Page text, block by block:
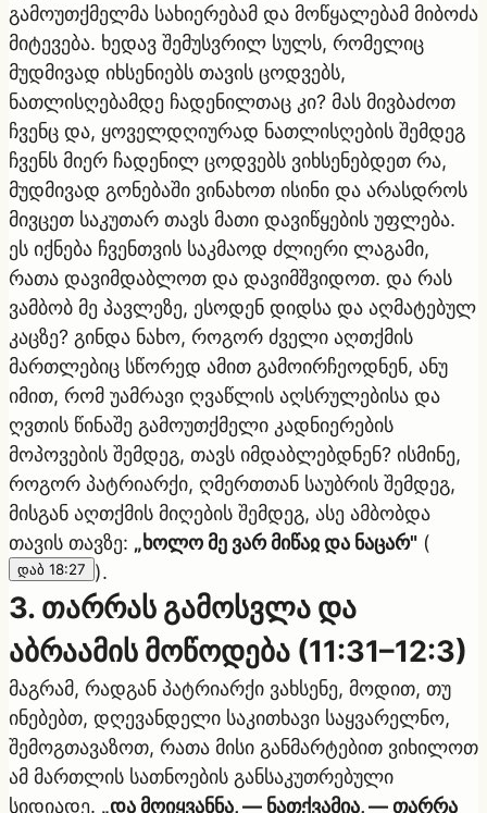
გამოუთქმელმა სახიერებამ და მოწყალებამ მიბოძა
მიტევება. ხედავ შემუსვრილ სულს, რომელიც
მუდმივად იხსენიებს თავის ცოდვებს,
ნათლისღებამდე ჩადენილთაც კი? მას მივბაძოთ
ჩვენც და, ყოველდღიურად ნათლისღების შემდეგ
ჩვენს მიერ ჩადენილ ცოდვებს ვიხსენებდეთ რა,
მუდმივად გონებაში ვინახოთ ისინი და არასდროს
მივცეთ საკუთარ თავს მათი დავიწყების უფლება.
ეს იქნება ჩვენთვის საკმაოდ ძლიერი ლაგამი,
რათა დავიმდაბლოთ და დავიმშვიდოთ. და რას
ვამბობ მე პავლეზე, ესოდენ დიდსა და აღმატებულ
კაცზე? გინდა ნახო, როგორ ძველი აღთქმის
მართლებიც სწორედ ამით გამოირჩეოდნენ, ანუ
იმით, რომ უამრავი ღვაწლის აღსრულებისა და
ღვთის წინაშე გამოუთქმელი კადნიერების
მოპოვების შემდეგ, თავს იმდაბლებდნენ? ისმინე,
როგორ პატრიარქი, ღმერთთან საუბრის შემდეგ,
მისგან აღთქმის მიღების შემდეგ, ასე ამბობდა
თავის თავზე: „ხოლო მე ვარ მიწაჲ და ნაცარ" (
დაბ 18:27 ).
3. თარრას გამოსვლა და
აბრაამის მოწოდება (11:31–12:3)
მაგრამ, რადგან პატრიარქი ვახსენე, მოდით, თუ
ინებებთ, დღევანდელი საკითხავი საყვარელნო,
შემოგთავაზოთ, რათა მისი განმარტებით ვიხილოთ
ამ მართლის სათნოების განსაკუთრებული
სიდიადე. „და მოიყვანნა, — ნათქვამია, — თარრა